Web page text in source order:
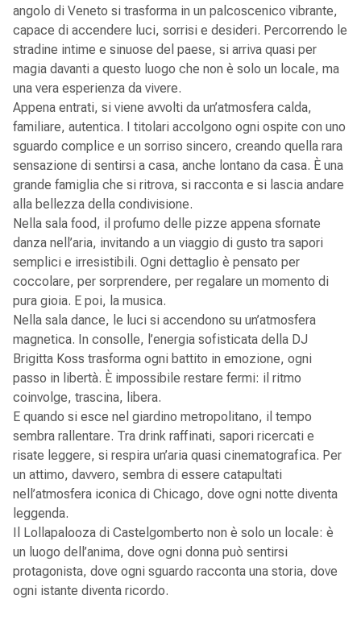
angolo di Veneto si trasforma in un palcoscenico vibrante,
capace di accendere luci, sorrisi e desideri. Percorrendo le
stradine intime e sinuose del paese, si arriva quasi per
magia davanti a questo luogo che non è solo un locale, ma
una vera esperienza da vivere.
Appena entrati, si viene avvolti da un’atmosfera calda,
familiare, autentica. I titolari accolgono ogni ospite con uno
sguardo complice e un sorriso sincero, creando quella rara
sensazione di sentirsi a casa, anche lontano da casa. È una
grande famiglia che si ritrova, si racconta e si lascia andare
alla bellezza della condivisione.
Nella sala food, il profumo delle pizze appena sfornate
danza nell’aria, invitando a un viaggio di gusto tra sapori
semplici e irresistibili. Ogni dettaglio è pensato per
coccolare, per sorprendere, per regalare un momento di
pura gioia. E poi, la musica.
Nella sala dance, le luci si accendono su un’atmosfera
magnetica. In consolle, l’energia sofisticata della DJ
Brigitta Koss trasforma ogni battito in emozione, ogni
passo in libertà. È impossibile restare fermi: il ritmo
coinvolge, trascina, libera.
E quando si esce nel giardino metropolitano, il tempo
sembra rallentare. Tra drink raffinati, sapori ricercati e
risate leggere, si respira un’aria quasi cinematografica. Per
un attimo, davvero, sembra di essere catapultati
nell’atmosfera iconica di Chicago, dove ogni notte diventa
leggenda.
Il Lollapalooza di Castelgomberto non è solo un locale: è
un luogo dell’anima, dove ogni donna può sentirsi
protagonista, dove ogni sguardo racconta una storia, dove
ogni istante diventa ricordo.